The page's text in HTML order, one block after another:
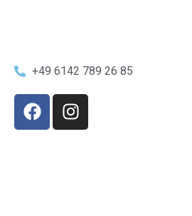
+49 6142 789 26 85